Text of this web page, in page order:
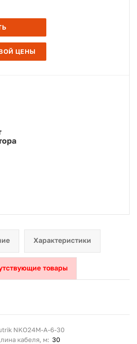
ЦЕНЫ
Характеристики
товары
NKO24M-A-6-30
кабеля, м: 30